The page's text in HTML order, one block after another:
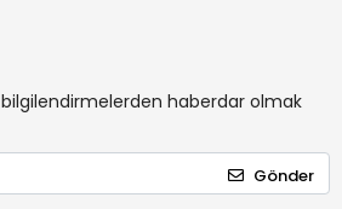
haberdar olmak
Gönder